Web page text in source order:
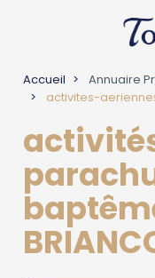
Accueil Annuaire
activites-